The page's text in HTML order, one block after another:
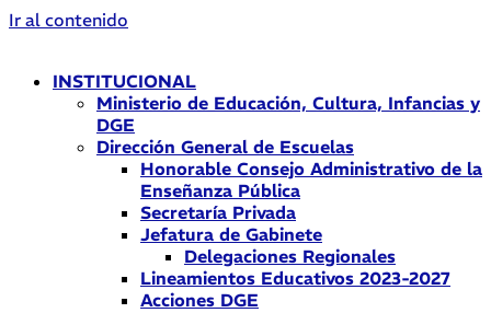
Ir al contenido
INSTITUCIONAL
Ministerio de Educación, Cultura, Infancias y
DGE
Dirección General de Escuelas
Honorable Consejo Administrativo de la
Enseñanza Pública
Secretaría Privada
Jefatura de Gabinete
Delegaciones Regionales
Lineamientos Educativos 2023-2027
Acciones DGE